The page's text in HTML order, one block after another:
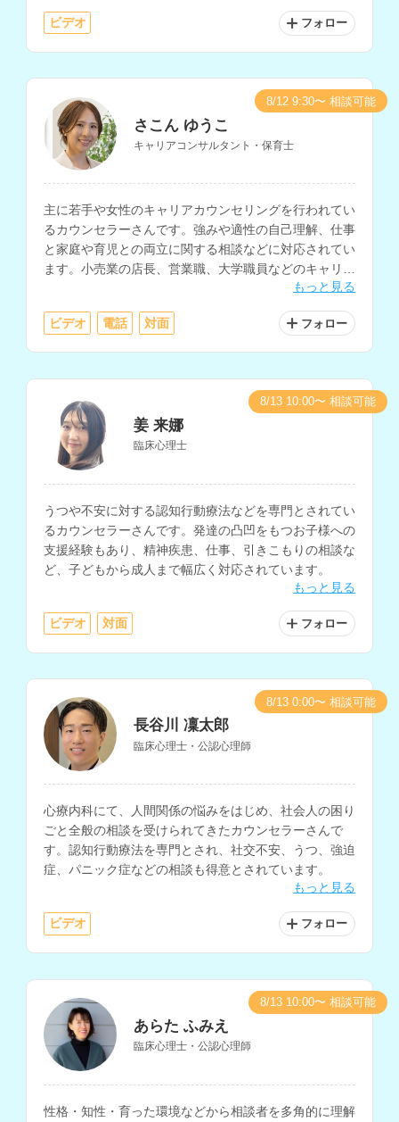
ビデオ フォロー
さこん ゆうこ
キャリアコンサルタント・保育士
主に若手や女性のキャリアカウンセリングを行われてい
るカウンセラーさんです。強みや適性の自己理解、仕事
と家庭や育児との両立に関する相談などに対応されてい
ます。小売業の店長、営業職、大学職員などのキャリア
もっと見る
ビデオ 電話 対面 フォロー
8/12 9:30〜 相談可能
姜 来娜
臨床心理士
うつや不安に対する認知行動療法などを専門とされてい
るカウンセラーさんです。発達の凸凹をもつお子様への
支援経験もあり、精神疾患、仕事、引きこもりの相談な
ど、子どもから成人まで幅広く対応されています。
もっと見る
ビデオ 対面 フォロー
8/13 10:00〜 相談可能
長谷川 凜太郎
臨床心理士・公認心理師
心療内科にて、人間関係の悩みをはじめ、社会人の困り
ごと全般の相談を受けられてきたカウンセラーさんで
す。認知行動療法を専門とされ、社交不安、うつ、強迫
症、パニック症などの相談も得意とされています。
もっと見る
ビデオ フォロー
8/13 0:00〜 相談可能
あらた ふみえ
臨床心理士・公認心理師
性格・知性・育った環境などから相談者を多角的に理解
8/13 10:00〜 相談可能